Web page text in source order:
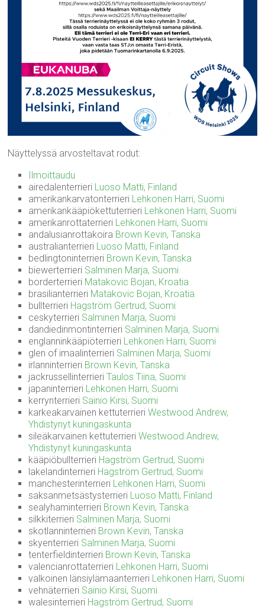
Näyttelyssä arvosteltavat rodut:
Ilmoittaudu
airedalenterrieri Luoso Matti, Finland
amerikankarvatonterrieri Lehkonen Harri, Suomi
amerikankääpiökettuterrieri Lehkonen Harri, Suomi
amerikanrottaterrieri Lehkonen Harri, Suomi
andalusianrottakoira Brown Kevin, Tanska
australianterrieri Luoso Matti, Finland
bedlingtoninterrieri Brown Kevin, Tanska
biewerterrieri Salminen Marja, Suomi
borderterrieri Matakovic Bojan, Kroatia
brasilianterrieri Matakovic Bojan, Kroatia
bullterrieri Hagström Gertrud, Suomi
ceskyterrieri Salminen Marja, Suomi
dandiedinmontinterrieri Salminen Marja, Suomi
englanninkääpiöterrieri Lehkonen Harri, Suomi
glen of imaalinterrieri Salminen Marja, Suomi
irlanninterrieri Brown Kevin, Tanska
jackrussellinterrieriTaulos Tiina, Suomi
japaninterrieri Lehkonen Harri, Suomi
kerrynterrieri Sainio Kirsi, Suomi
karkeakarvainen kettuterrieriWestwood Andrew,
Yhdistynyt kuningaskunta
sileäkarvainen kettuterrieriWestwood Andrew,
Yhdistynyt kuningaskunta
kääpiöbullterrieri Hagström Gertrud, Suomi
lakelandinterrieri Hagström Gertrud, Suomi
manchesterinterrieri Lehkonen Harri, Suomi
saksanmetsästysterrieri Luoso Matti, Finland
sealyhaminterrieri Brown Kevin, Tanska
silkkiterrieri Salminen Marja, Suomi
skotlanninterrieri Brown Kevin, Tanska
skyenterrieri Salminen Marja, Suomi
tenterfieldinterrieri Brown Kevin, Tanska
valencianrottaterrieri Lehkonen Harri, Suomi
valkoinen länsiylämaanterrieri Lehkonen Harri, Suomi
vehnäterrieri Sainio Kirsi, Suomi
walesinterrieri Hagström Gertrud, Suomi